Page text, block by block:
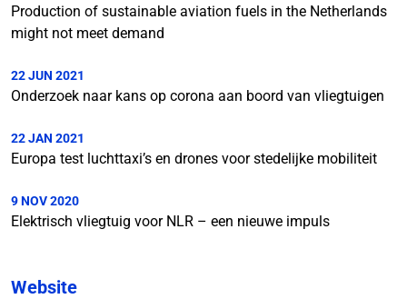
Production of sustainable aviation fuels in the Netherlands
might not meet demand
22 JUN 2021
Onderzoek naar kans op corona aan boord van vliegtuigen
22 JAN 2021
Europa test luchttaxi’s en drones voor stedelijke mobiliteit
9 NOV 2020
Elektrisch vliegtuig voor NLR – een nieuwe impuls
Website